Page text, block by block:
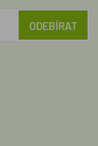
ODEBÍRAT